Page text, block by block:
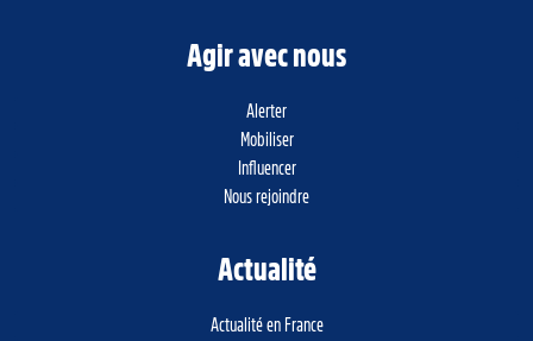
Agir avec nous
Alerter
Mobiliser
Influencer
Nous rejoindre
Actualité
Actualité en France